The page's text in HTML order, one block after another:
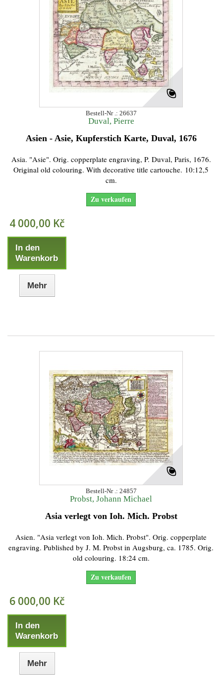
Bestell-Nr .: 26637
Duval, Pierre
Asien - Asie, Kupferstich Karte, Duval, 1676
Asia. "Asie". Orig. copperplate engraving, P. Duval, Paris, 1676.
Original old colouring. With decorative title cartouche. 10:12,5
cm.
Zu verkaufen
4 000,00 Kč
In den
Warenkorb
Mehr
Bestell-Nr .: 24857
Probst, Johann Michael
Asia verlegt von Ioh. Mich. Probst
Asien. "Asia verlegt von Ioh. Mich. Probst". Orig. copperplate
engraving. Published by J. M. Probst in Augsburg, ca. 1785. Orig.
old colouring. 18:24 cm.
Zu verkaufen
6 000,00 Kč
In den
Warenkorb
Mehr